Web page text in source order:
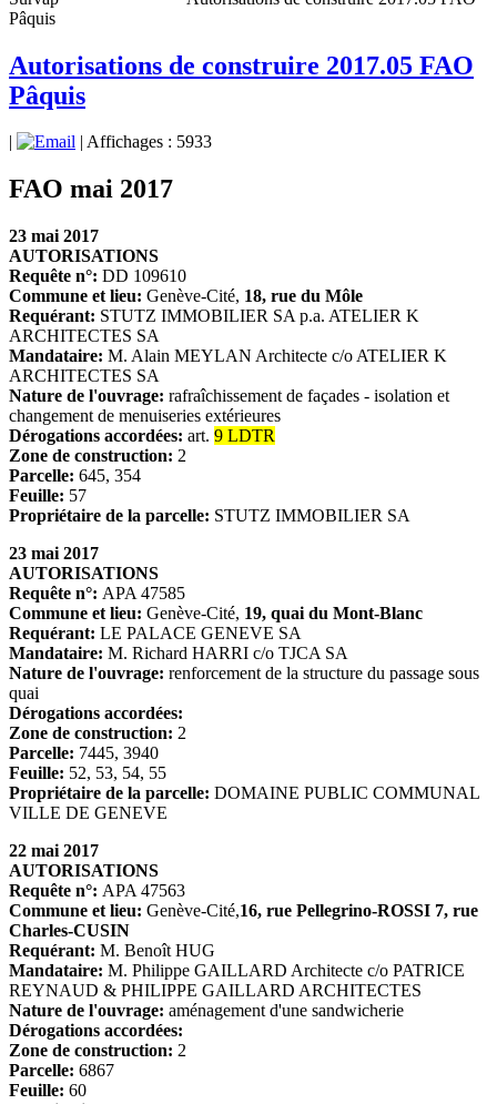
Pâquis
Autorisations de construire 2017.05 FAO
Pâquis
| Affichages : 5933
FAO mai 2017
23 mai 2017
AUTORISATIONS
Requête n°: DD 109610
Commune et lieu: Genève-Cité, 18, rue du Môle
Requérant: STUTZ IMMOBILIER SA p.a. ATELIER K
ARCHITECTES SA
Mandataire: M. Alain MEYLAN Architecte c/o ATELIER K
ARCHITECTES SA
Nature de l'ouvrage: rafraîchissement de façades - isolation et
changement de menuiseries extérieures
Dérogations accordées: art. 9 LDTR
Zone de construction: 2
Parcelle: 645, 354
Feuille: 57
Propriétaire de la parcelle: STUTZ IMMOBILIER SA
23 mai 2017
AUTORISATIONS
Requête n°: APA 47585
Commune et lieu: Genève-Cité, 19, quai du Mont-Blanc
Requérant: LE PALACE GENEVE SA
Mandataire: M. Richard HARRI c/o TJCA SA
Nature de l'ouvrage: renforcement de la structure du passage sous
quai
Dérogations accordées:
Zone de construction: 2
Parcelle: 7445, 3940
Feuille: 52, 53, 54, 55
Propriétaire de la parcelle: DOMAINE PUBLIC COMMUNAL
VILLE DE GENEVE
22 mai 2017
AUTORISATIONS
Requête n°: APA 47563
Commune et lieu: Genève-Cité,16, rue Pellegrino-ROSSI 7, rue
Charles-CUSIN
Requérant: M. Benoît HUG
Mandataire: M. Philippe GAILLARD Architecte c/o PATRICE
REYNAUD & PHILIPPE GAILLARD ARCHITECTES
Nature de l'ouvrage: aménagement d'une sandwicherie
Dérogations accordées:
Zone de construction: 2
Parcelle: 6867
Feuille: 60